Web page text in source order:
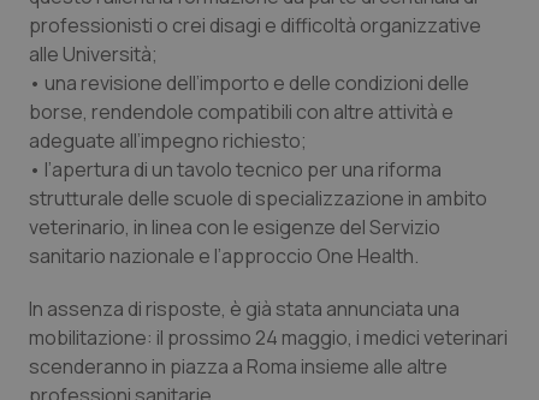
Psoriasi & pelle
Quotidiano Cardiologia
Quotidiano Chirurgia
Quotidiano Oncologia
Quotidiano Pediatria
Rene & patologie urogenitali
professionisti o crei disagi e difficoltà organizzative
alle Università;
• una revisione dell’importo e delle condizioni delle
borse, rendendole compatibili con altre attività e
adeguate all’impegno richiesto;
• l’apertura di un tavolo tecnico per una riforma
strutturale delle scuole di specializzazione in ambito
veterinario, in linea con le esigenze del Servizio
sanitario nazionale e l’approccio One Health.
In assenza di risposte, è già stata annunciata una
mobilitazione: il prossimo 24 maggio, i medici veterinari
scenderanno in piazza a Roma insieme alle altre